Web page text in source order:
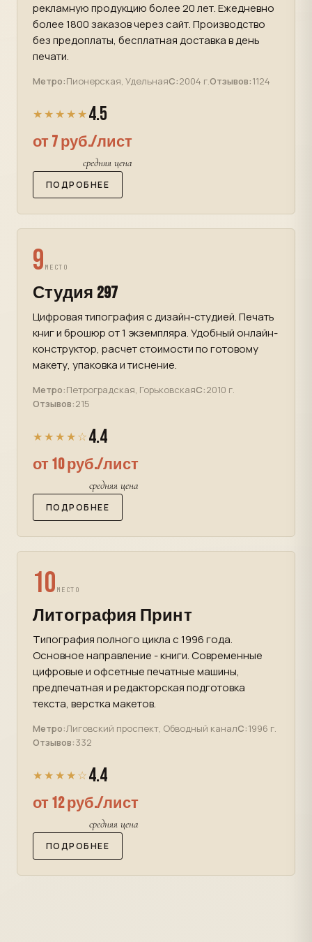
рекламную продукцию более 20 лет. Ежедневно
более 1800 заказов через сайт. Производство
без предоплаты, бесплатная доставка в день
печати.
Метро:Пионерская, УдельнаяС:2004 г.Отзывов:1124
★★★★★ 4.5
от 7 руб./лист
средняя цена
ПОДРОБНЕЕ
9 МЕСТО
Студия 297
Цифровая типография с дизайн-студией. Печать
книг и брошюр от 1 экземпляра. Удобный онлайн-
конструктор, расчет стоимости по готовому
макету, упаковка и тиснение.
Метро:Петроградская, ГорьковскаяС:2010 г.
Отзывов:215
★★★★☆ 4.4
от 10 руб./лист
средняя цена
ПОДРОБНЕЕ
10 МЕСТО
Литография Принт
Типография полного цикла с 1996 года.
Основное направление - книги. Современные
цифровые и офсетные печатные машины,
предпечатная и редакторская подготовка
текста, верстка макетов.
Метро:Лиговский проспект, Обводный каналС:1996 г.
Отзывов:332
★★★★☆ 4.4
от 12 руб./лист
средняя цена
ПОДРОБНЕЕ